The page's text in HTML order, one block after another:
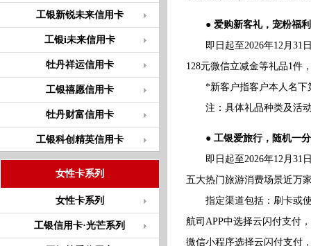
工银新锐未来信用卡
工银i未来信用卡
牡丹祥运信用卡
工银禧愿信用卡
牡丹财富信用卡
工银科创精英信用卡
女性卡系列
女性卡系列
工银信用卡·光芒系列
● 爱购新客礼，宠粉福
即日起至2026年12月31日
128元微信立减金等礼品1件
*新客户指客户本人名下第
注：具体礼品种类及活动
● 工银爱旅行，随机一分
即日起至2026年12月31日
五大热门旅游消费场景近万
指定渠道包括：刷卡或使
航司APP中选择云闪付支付
微信小程序选择云闪付支付